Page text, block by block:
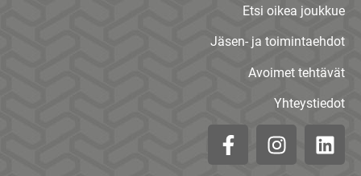
Etsi oikea joukkue
Jäsen- ja toimintaehdot
Avoimet tehtävät
Yhteystiedot